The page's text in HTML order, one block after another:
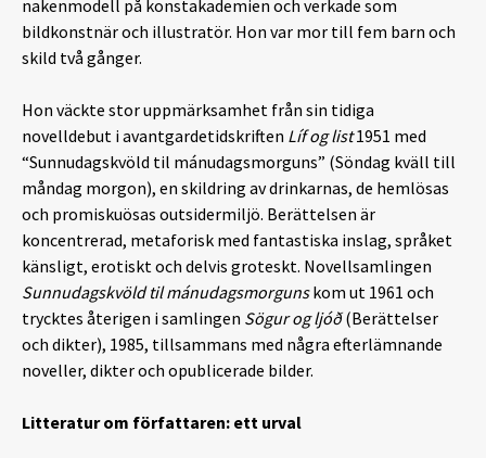
nakenmodell på konstakademien och verkade som
bildkonstnär och illustratör. Hon var mor till fem barn och
skild två gånger.
Hon väckte stor uppmärksamhet från sin tidiga
novelldebut i avantgardetidskriften Líf og list1951 med
“Sunnudagskvöld til mánudagsmorguns” (Söndag kväll till
måndag morgon), en skildring av drinkarnas, de hemlösas
och promiskuösas outsidermiljö. Berättelsen är
koncentrerad, metaforisk med fantastiska inslag, språket
känsligt, erotiskt och delvis groteskt. Novellsamlingen
Sunnudagskvöld til mánudagsmorgunskom ut 1961 och
trycktes återigen i samlingen Sögur og ljóð(Berättelser
och dikter), 1985, tillsammans med några efterlämnande
noveller, dikter och opublicerade bilder.
Litteratur om författaren: ett urval